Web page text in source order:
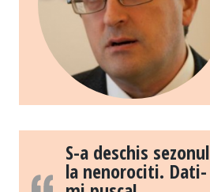
S-a deschis sezonul
la nenorociti. Dati-